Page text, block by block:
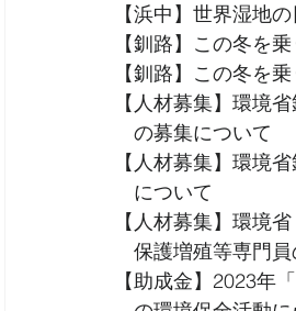
【浜中】世界湿地
【釧路】この冬を
【釧路】この冬を
【人材募集】環境
の募集について
【人材募集】環境
について
【人材募集】環境
保護増殖等専門員
【助成金】2023年